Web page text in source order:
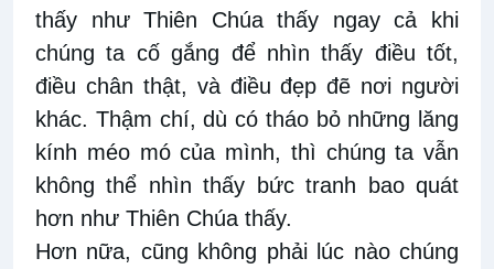
thấy như Thiên Chúathấy ngay cả khi
chúng ta cố gắng để nhìn thấy điều tốt,
điều chân thật, và điều đẹp đẽ nơi người
khác. Thậm chí, dù có tháo bỏ những lăng
kính méo mó của mình, thì chúng ta vẫn
không thể nhìn thấy bức tranh bao quát
hơn như Thiên Chúa thấy.
Hơn nữa, cũng không phải lúc nàochúng